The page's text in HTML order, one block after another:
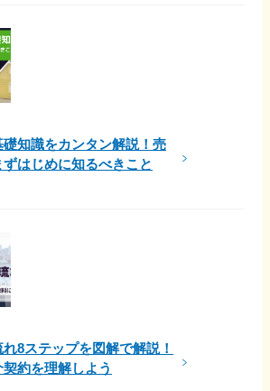
知識をカンタン解説！売
はじめに知るべきこと
8ステップを図解で解説！
約を理解しよう